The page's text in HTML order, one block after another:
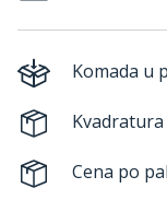
Komada u
Cena po